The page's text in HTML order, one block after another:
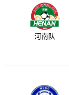
河南队